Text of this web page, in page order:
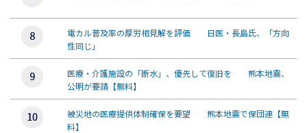
電カル普及率の厚労相見解を評価 日医・長島氏、「方向
性同じ」
医療・介護施設の「断水」、優先して復旧を 熊本地震、
公明が要請【無料】
被災地の医療提供体制確保を要望 熊本地震で保団連【無
料】